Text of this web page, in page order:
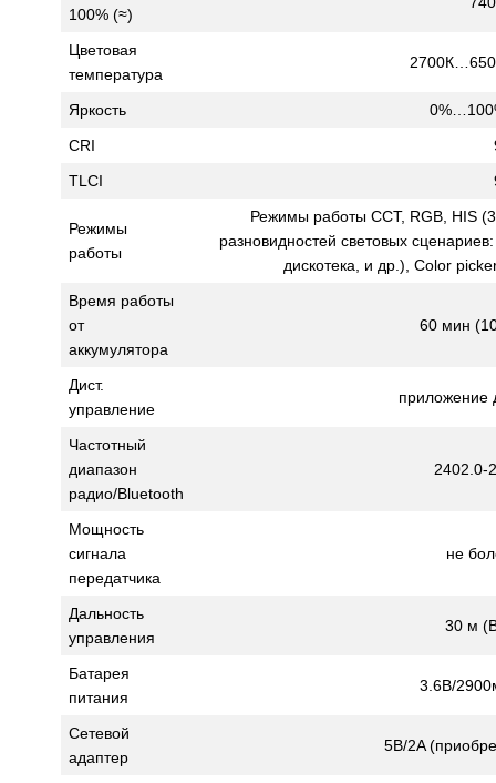
100% (≈)
Цветовая
температура
Яркость
CRI
TLCI
Режимы
работы
Режимы работы CCT, RGB, HIS
разновидностей световых
дискотека, и др.), Color
Время работы
от
аккумулятора
60 мин
Дист.
управление
приложение
Частотный
диапазон
радио/Bluetooth
2402.0-
Мощность
сигнала
передатчика
не
Дальность
управления
30 м
Батарея
питания
3.6В/
Сетевой
адаптер
5В/2A